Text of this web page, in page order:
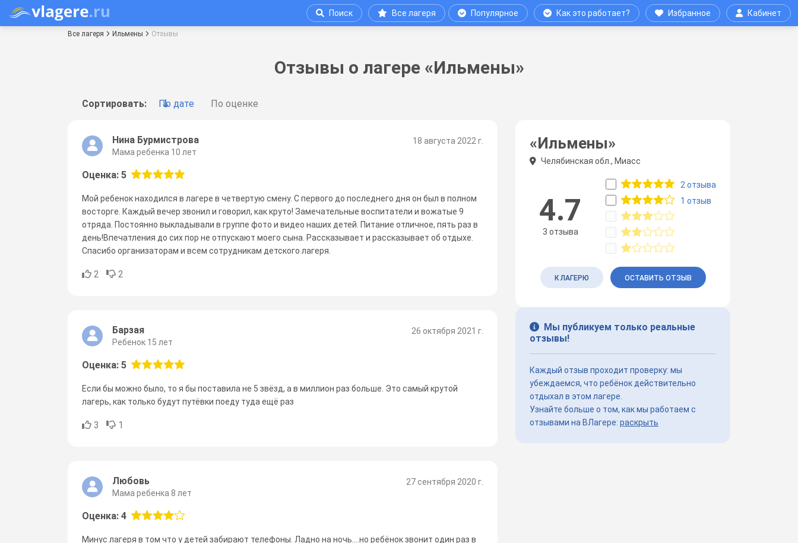
Поиск Все лагеря Популярное Как это работает? Избранное Кабинет
Все лагеря Ильмены Отзывы
Отзывы о лагере «Ильмены»
Сортировать: По дате По оценке
18 августа 2022 г.
Нина Бурмистрова
Мама ребенка 10 лет
Оценка: 5
Мой ребенок находился в лагере в четвертую смену. С первого до последнего дня он был в полном
восторге. Каждый вечер звонил и говорил, как круто! Замечательные воспитатели и вожатые 9
отряда. Постоянно выкладывали в группе фото и видео наших детей. Питание отличное, пять раз в
день!Впечатления до сих пор не отпускают моего сына. Рассказывает и рассказывает об отдыхе.
Спасибо организаторам и всем сотрудникам детского лагеря.
2 2
26 октября 2021 г.
Барзая
Ребенок 15 лет
Оценка: 5
Если бы можно было, то я бы поставила не 5 звёзд, а в миллион раз больше. Это самый крутой
лагерь, как только будут путёвки поеду туда ещё раз
3 1
27 сентября 2020 г.
Любовь
Мама ребенка 8 лет
Оценка: 4
Минус лагеря в том что у детей забирают телефоны. Ладно на ночь....но ребёнок звонит один раз в
«Ильмены»
Челябинская обл., Миасс
4.7
3 отзыва
2 отзыва
1 отзыв
К ЛАГЕРЮ ОСТАВИТЬ ОТЗЫВ
Мы публикуем только реальные
отзывы!
Каждый отзыв проходит проверку: мы
убеждаемся, что ребёнок действительно
отдыхал в этом лагере.
Узнайте больше о том, как мы работаем с
отзывами на ВЛагере: раскрыть